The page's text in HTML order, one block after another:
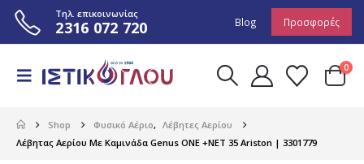
Τηλ. επικοινωνίας
2316 072 720 Blog Προσφορές
0
Shop Φυσικό Αέριο, Λέβητες Αερίου
Λέβητας Αερίου Με Καμινάδα Genus ONE +NET 35 Ariston | 3301779